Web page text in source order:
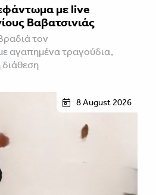
με live
Βαβατσινιάς
τον
αγαπημένα τραγούδια,
διάθεση
8 August 2026